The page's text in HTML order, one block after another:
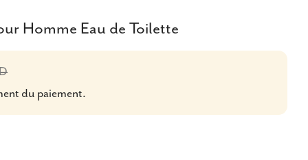
e
Homme Eau de Toilette
du paiement.